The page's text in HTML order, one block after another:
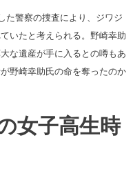
た警察の捜査により、ジワジ
いたと考えられる。野崎幸助
な遺産が手に入るとの噂もあ
野崎幸助氏の命を奪ったのか
女子高生時